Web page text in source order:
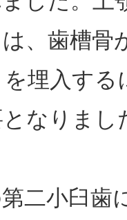
、歯槽骨
埋入する
なりまし
二小臼歯